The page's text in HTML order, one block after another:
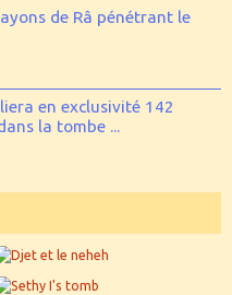
de Râ pénétrant le
en exclusivité 142
la tombe ...